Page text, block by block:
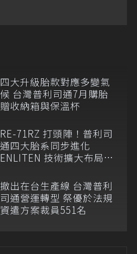
四大升級胎款對應多變氣
候 台灣普利司通7月購胎
贈收納箱與保溫杯
RE-71RZ 打頭陣！普利司
通四大胎系同步進化
ENLITEN 技術擴大布局多
撤出在台生產線 台灣普利
司通營運轉型 祭優於法規
資遣方案裁員551名